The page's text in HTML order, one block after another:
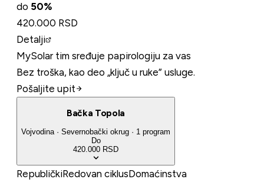
do 50%
420.000 RSD
Detalji
MySolar tim sređuje papirologiju za vas
Bez troška, kao deo „ključ u ruke” usluge.
Pošaljite upit
Bačka Topola
Vojvodina · Severnobački okrug · 1 program
Do
420.000 RSD
RepubličkiRedovan ciklusDomaćinstva